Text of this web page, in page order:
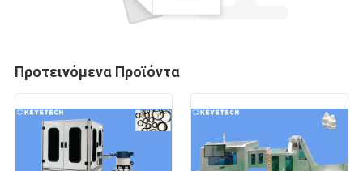
Προτεινόμενα Προϊόντα